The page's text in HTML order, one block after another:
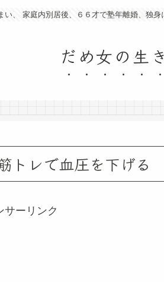
い、 家庭内別居後、６６才で塾年離婚、独
だめ女の生
トレで血圧を下げる
サーリンク